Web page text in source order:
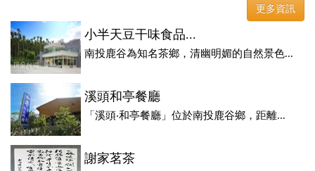
更多資訊
小半天豆干味食品...
南投鹿谷為知名茶鄉，清幽明媚的自然景色...
溪頭和亭餐廳
「溪頭‧和亭餐廳」位於南投鹿谷鄉，距離...
謝家茗茶